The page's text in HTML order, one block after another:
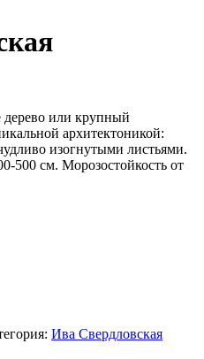
дерево или крупный
архитектоникой:
изогнутыми листьями.
500 см. Морозостойкость от
Ива Свердловская